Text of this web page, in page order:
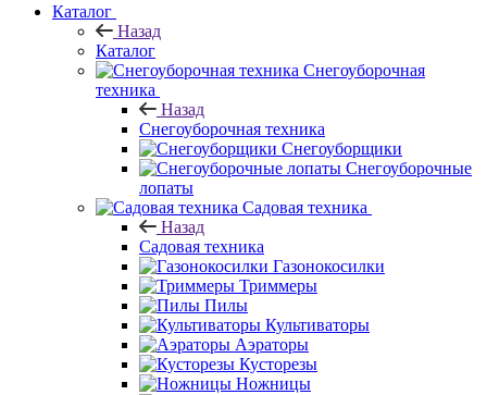
Каталог
Назад
Каталог
Снегоуборочная
техника
Назад
Снегоуборочная техника
Снегоуборщики
Снегоуборочные
лопаты
Садовая техника
Назад
Садовая техника
Газонокосилки
Триммеры
Пилы
Культиваторы
Аэраторы
Кусторезы
Ножницы